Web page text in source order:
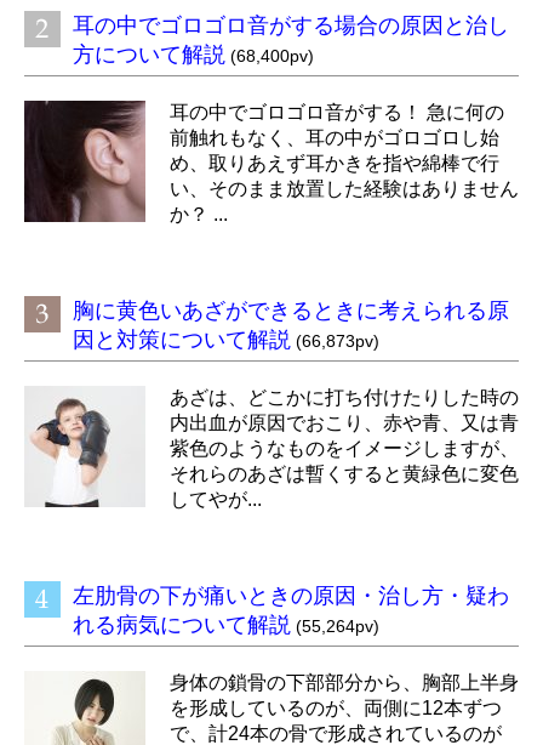
耳の中でゴロゴロ音がする場合の原因と治し
方について解説 (68,400pv)
耳の中でゴロゴロ音がする！ 急に何の
前触れもなく、耳の中がゴロゴロし始
め、取りあえず耳かきを指や綿棒で行
い、そのまま放置した経験はありません
か？ ...
胸に黄色いあざができるときに考えられる原
因と対策について解説 (66,873pv)
あざは、どこかに打ち付けたりした時の
内出血が原因でおこり、赤や青、又は青
紫色のようなものをイメージしますが、
それらのあざは暫くすると黄緑色に変色
してやが...
左肋骨の下が痛いときの原因・治し方・疑わ
れる病気について解説 (55,264pv)
身体の鎖骨の下部部分から、胸部上半身
を形成しているのが、両側に12本ずつ
で、計24本の骨で形成されているのが